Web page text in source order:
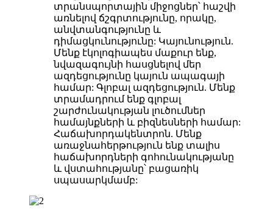
տրանսպորտային միջոցներ՝ հաշվի
առնելով ճշգրտությունը, որակը,
անվտանգությունը և
դիմացկունությունը: Կայունություն.
Մենք էկոլոգիապես մաքուր ենք,
նվազագույնի հասցնելով մեր
ազդեցությունը կայուն ապագայի
համար: Գլոբալ ազդեցություն. Մենք
տրամադրում ենք գլոբալ
շարժունակության լուծումներ
համայնքների և բիզնեսների համար:
Հաճախորդակենտրոն. Մենք
առաջնահերթություն ենք տալիս
հաճախորդների գոհունակությանը
և վստահությանը՝ բացառիկ
սպասարկմամբ: